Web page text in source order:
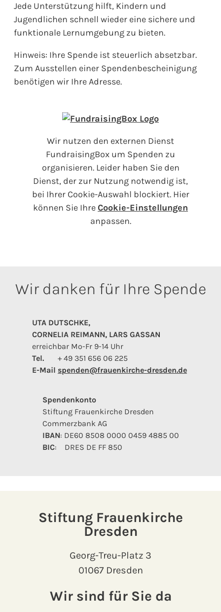
Jede Unterstützung hilft, Kindern und
Jugendlichen schnell wieder eine sichere und
funktionale Lernumgebung zu bieten.
Hinweis: Ihre Spende ist steuerlich absetzbar.
Zum Ausstellen einer Spendenbescheinigung
benötigen wir Ihre Adresse.
Wir nutzen den externen Dienst
FundraisingBox um Spenden zu
organisieren. Leider haben Sie den
Dienst, der zur Nutzung notwendig ist,
bei Ihrer Cookie-Auswahl blockiert. Hier
können Sie IhreCookie-Einstellungen
anpassen.
Wir danken für Ihre Spende
UTA DUTSCHKE,
CORNELIA REIMANN, LARS GASSAN
erreichbar Mo-Fr 9-14 Uhr
Tel. + 49 351 656 06 225
E-Mail spenden@frauenkirche-dresden.de
Spendenkonto
Stiftung Frauenkirche Dresden
Commerzbank AG
IBAN: DE60 8508 0000 0459 4885 00
BIC: DRES DE FF 850
Stiftung Frauenkirche
Dresden
Georg-Treu-Platz 3
01067 Dresden
Wir sind für Sie da